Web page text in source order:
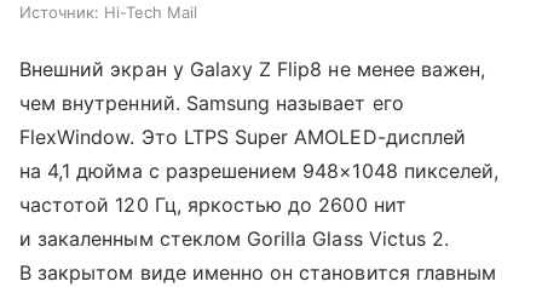
Источник: Hi-Tech Mail
Внешний экран у Galaxy Z Flip8 не менее важен,
чем внутренний. Samsung называет его
FlexWindow. Это LTPS Super AMOLED-дисплей
на 4,1 дюйма с разрешением 948×1048 пикселей,
частотой 120 Гц, яркостью до 2600 нит
и закаленным стеклом Gorilla Glass Victus 2.
В закрытом виде именно он становится главным